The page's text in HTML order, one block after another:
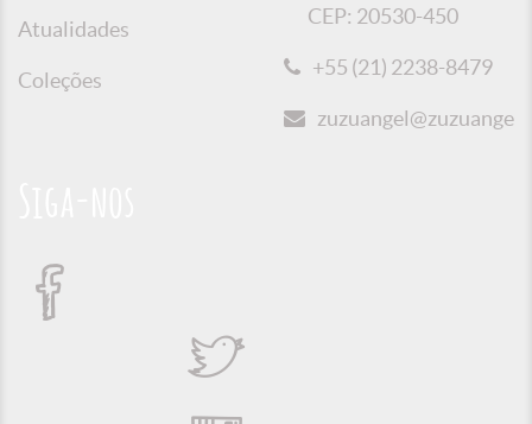
Atualidades
Coleções
CEP: 20530-450
+55 (21) 2238-8479